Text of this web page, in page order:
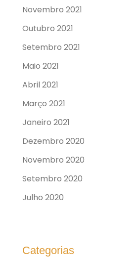
Novembro 2021
Outubro 2021
Setembro 2021
Maio 2021
Abril 2021
Março 2021
Janeiro 2021
Dezembro 2020
Novembro 2020
Setembro 2020
Julho 2020
Categorias